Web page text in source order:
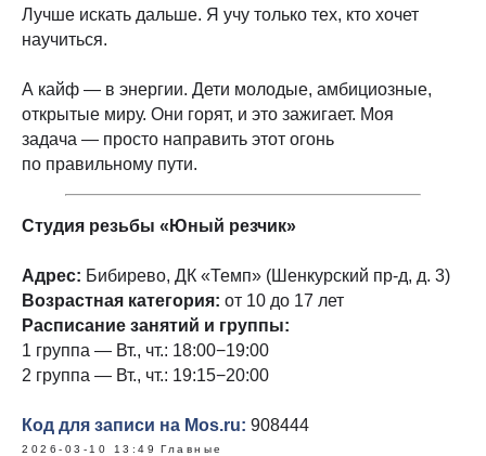
Лучше искать дальше. Я учу только тех, кто хочет
научиться.
А кайф — в энергии. Дети молодые, амбициозные,
открытые миру. Они горят, и это зажигает. Моя
задача — просто направить этот огонь
по правильному пути.
Студия резьбы «Юный резчик»
Адрес: Бибирево, ДК «Темп» (Шенкурский пр-д, д. 3)
Возрастная категория: от 10 до 17 лет
Расписание занятий и группы:
1 группа — Вт., чт.: 18:00−19:00
2 группа — Вт., чт.: 19:15−20:00
Код для записи на Mos.ru: 908444
2026-03-10 13:49 Главные